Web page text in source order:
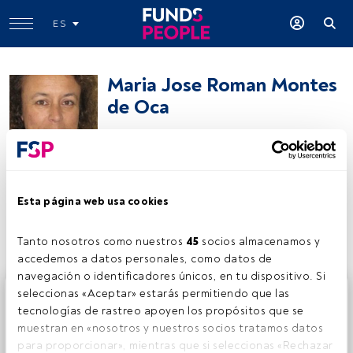
Esta página web usa cookies
Tanto nosotros como nuestros 45 socios almacenamos y
accedemos a datos personales, como datos de
navegación o identificadores únicos, en tu dispositivo. Si
seleccionas «Aceptar» estarás permitiendo que las
tecnologías de rastreo apoyen los propósitos que se
muestran en «nosotros y nuestros socios tratamos datos
para proporcionar», mientras que si seleccionas «Rechazar
ES
Maria Jose Roman Montes
de Oca
Compartir:
Este es un artículo exclusivo para los usuarios registrados
de FundsPeople. Si ya estás registrado, accede desde el
botón Login. Si aún no tienes cuenta, te invitamos a
registrarte y disfrutar de todo el universo que ofrece